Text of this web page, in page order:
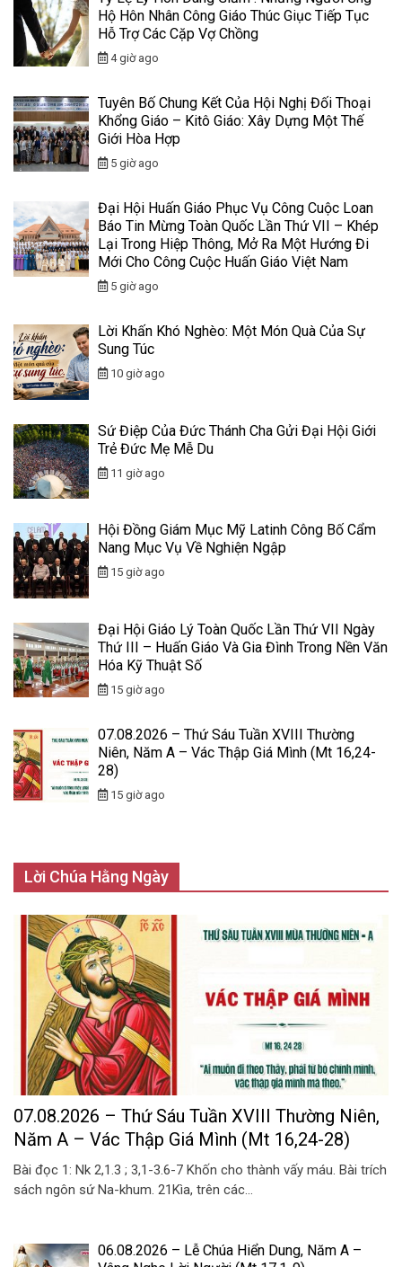
Hộ Hôn Nhân Công Giáo Thúc Giục Tiếp Tục
Hỗ Trợ Các Cặp Vợ Chồng
4 giờ ago
Tuyên Bố Chung Kết Của Hội Nghị Đối Thoại
Khổng Giáo – Kitô Giáo: Xây Dựng Một Thế
Giới Hòa Hợp
5 giờ ago
Đại Hội Huấn Giáo Phục Vụ Công Cuộc Loan
Báo Tin Mừng Toàn Quốc Lần Thứ VII – Khép
Lại Trong Hiệp Thông, Mở Ra Một Hướng Đi
Mới Cho Công Cuộc Huấn Giáo Việt Nam
5 giờ ago
Lời Khấn Khó Nghèo: Một Món Quà Của Sự
Sung Túc
10 giờ ago
Sứ Điệp Của Đức Thánh Cha Gửi Đại Hội Giới
Trẻ Đức Mẹ Mễ Du
11 giờ ago
Hội Đồng Giám Mục Mỹ Latinh Công Bố Cẩm
Nang Mục Vụ Về Nghiện Ngập
15 giờ ago
Đại Hội Giáo Lý Toàn Quốc Lần Thứ VII Ngày
Thứ III – Huấn Giáo Và Gia Đình Trong Nền Văn
Hóa Kỹ Thuật Số
15 giờ ago
07.08.2026 – Thứ Sáu Tuần XVIII Thường
Niên, Năm A – Vác Thập Giá Mình (Mt 16,24-
28)
15 giờ ago
Lời Chúa Hằng Ngày
07.08.2026 – Thứ Sáu Tuần XVIII Thường Niên,
Năm A – Vác Thập Giá Mình (Mt 16,24-28)
Bài đọc 1: Nk 2,1.3 ; 3,1-3.6-7 Khốn cho thành vấy máu. Bài trích
sách ngôn sứ Na-khum. 21Kìa, trên các...
06.08.2026 – Lễ Chúa Hiển Dung, Năm A –